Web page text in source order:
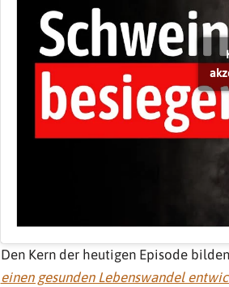
Den Kern der heutigen Episode
einen gesunden Lebenswandel